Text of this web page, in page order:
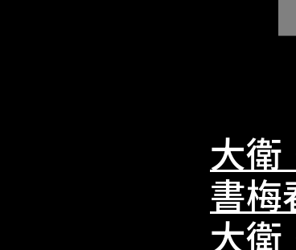
大
書梅
大衛